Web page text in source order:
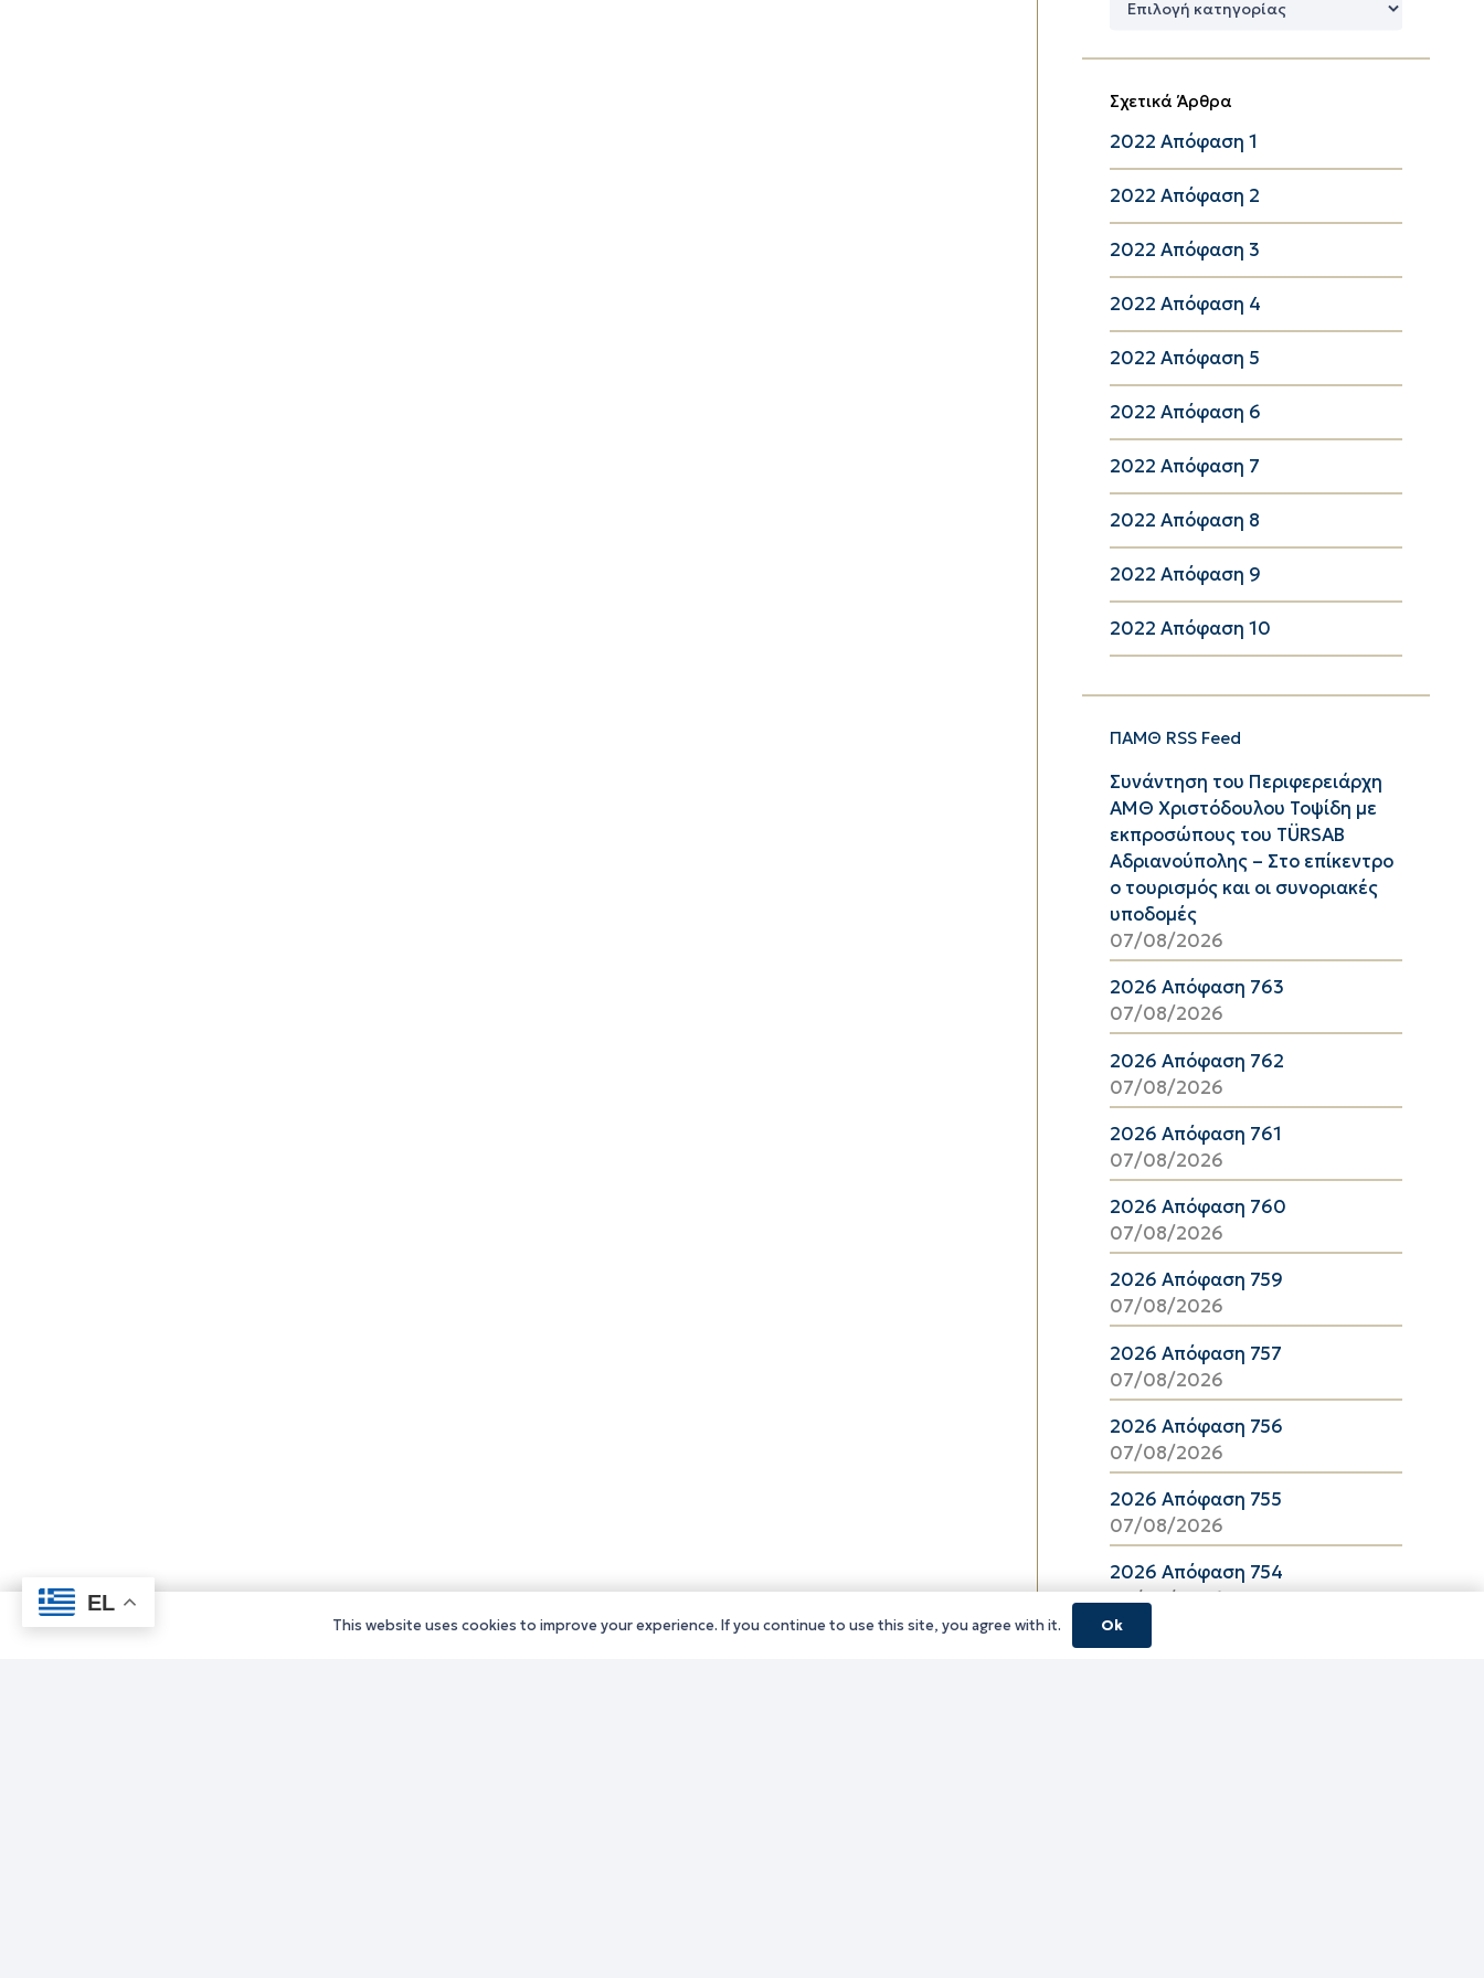
Σχετικά Άρθρα
2022 Απόφαση 1
2022 Απόφαση 2
2022 Απόφαση 3
2022 Απόφαση 4
2022 Απόφαση 5
2022 Απόφαση 6
2022 Απόφαση 7
2022 Απόφαση 8
2022 Απόφαση 9
2022 Απόφαση 10
ΠΑΜΘ RSS Feed
Συνάντηση του Περιφερειάρχη
ΑΜΘ Χριστόδουλου Τοψίδη με
εκπροσώπους του TÜRSAB
Αδριανούπολης – Στο επίκεντρο
ο τουρισμός και οι συνοριακές
υποδομές
07/08/2026
2026 Απόφαση 763
07/08/2026
2026 Απόφαση 762
07/08/2026
2026 Απόφαση 761
07/08/2026
2026 Απόφαση 760
07/08/2026
2026 Απόφαση 759
07/08/2026
2026 Απόφαση 757
07/08/2026
2026 Απόφαση 756
07/08/2026
2026 Απόφαση 755
07/08/2026
2026 Απόφαση 754
07/08/2026
EL
This website uses cookies to improve your experience. If you continue to use this site, you agree with it. Ok